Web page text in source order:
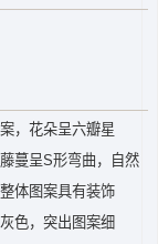
，花朵呈六瓣星
蔓呈S形弯曲，自然
体图案具有装饰
色，突出图案细